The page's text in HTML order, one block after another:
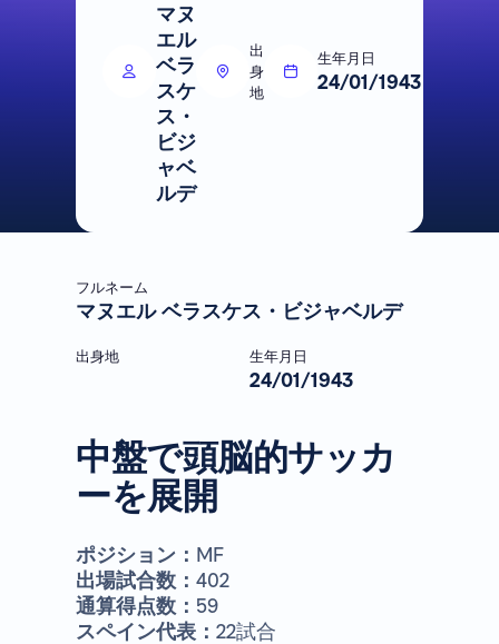
マヌ
エル
ベラ
スケ
ス・
ビジ
ャベ
ルデ
出
身
地
生年月日
24/01/1943
フルネーム
マヌエル ベラスケス・ビジャベルデ
出身地 生年月日
24/01/1943
中盤で頭脳的サッカ
ーを展開
ポジション： MF
出場試合数： 402
通算得点数： 59
スペイン代表： 22試合